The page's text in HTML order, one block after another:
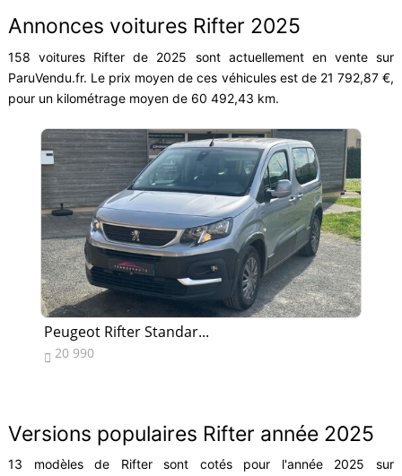
Annonces voitures Rifter 2025
158 voitures Rifter de 2025 sont actuellement en vente sur
ParuVendu.fr. Le prix moyen de ces véhicules est de 21 792,87 €,
pour un kilométrage moyen de 60 492,43 km.
Peugeot Rifter Standar...
 20 990
Versions populaires Rifter année 2025
13 modèles de Rifter sont cotés pour l'année 2025 sur